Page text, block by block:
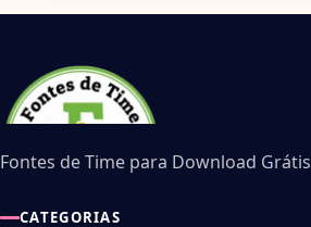
Fontes de Time para Download Grátis
CATEGORIAS